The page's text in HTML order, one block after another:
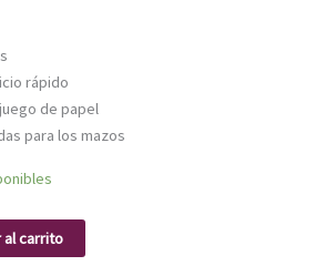
rápido
de papel
para los mazos
al carrito